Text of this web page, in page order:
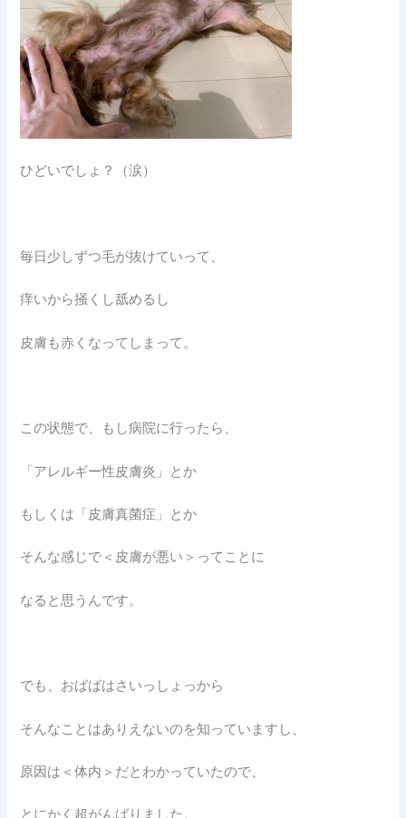
ひどいでしょ？（涙）
毎日少しずつ毛が抜けていって、
痒いから掻くし舐めるし
皮膚も赤くなってしまって。
この状態で、もし病院に行ったら、
「アレルギー性皮膚炎」とか
もしくは「皮膚真菌症」とか
そんな感じで＜皮膚が悪い＞ってことに
なると思うんです。
でも、おばばはさいっしょっから
そんなことはありえないのを知っていますし、
原因は＜体内＞だとわかっていたので、
とにかく超がんばりました。